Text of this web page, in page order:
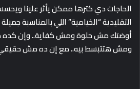
الحاجات دي كترها ممكن يأثر علينا
التقليدية “الخيامية” اللي بالمناسبة
أوضتك مش حلوة ومش كفاية.. وإن
ومش هتتبسط بيه.. مع إن ده مش